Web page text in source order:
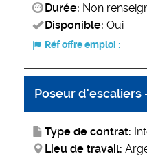
Durée: Non
Disponible: Oui
Réf offre emploi :
Poseur
Type de contrat:
Lieu de travail: